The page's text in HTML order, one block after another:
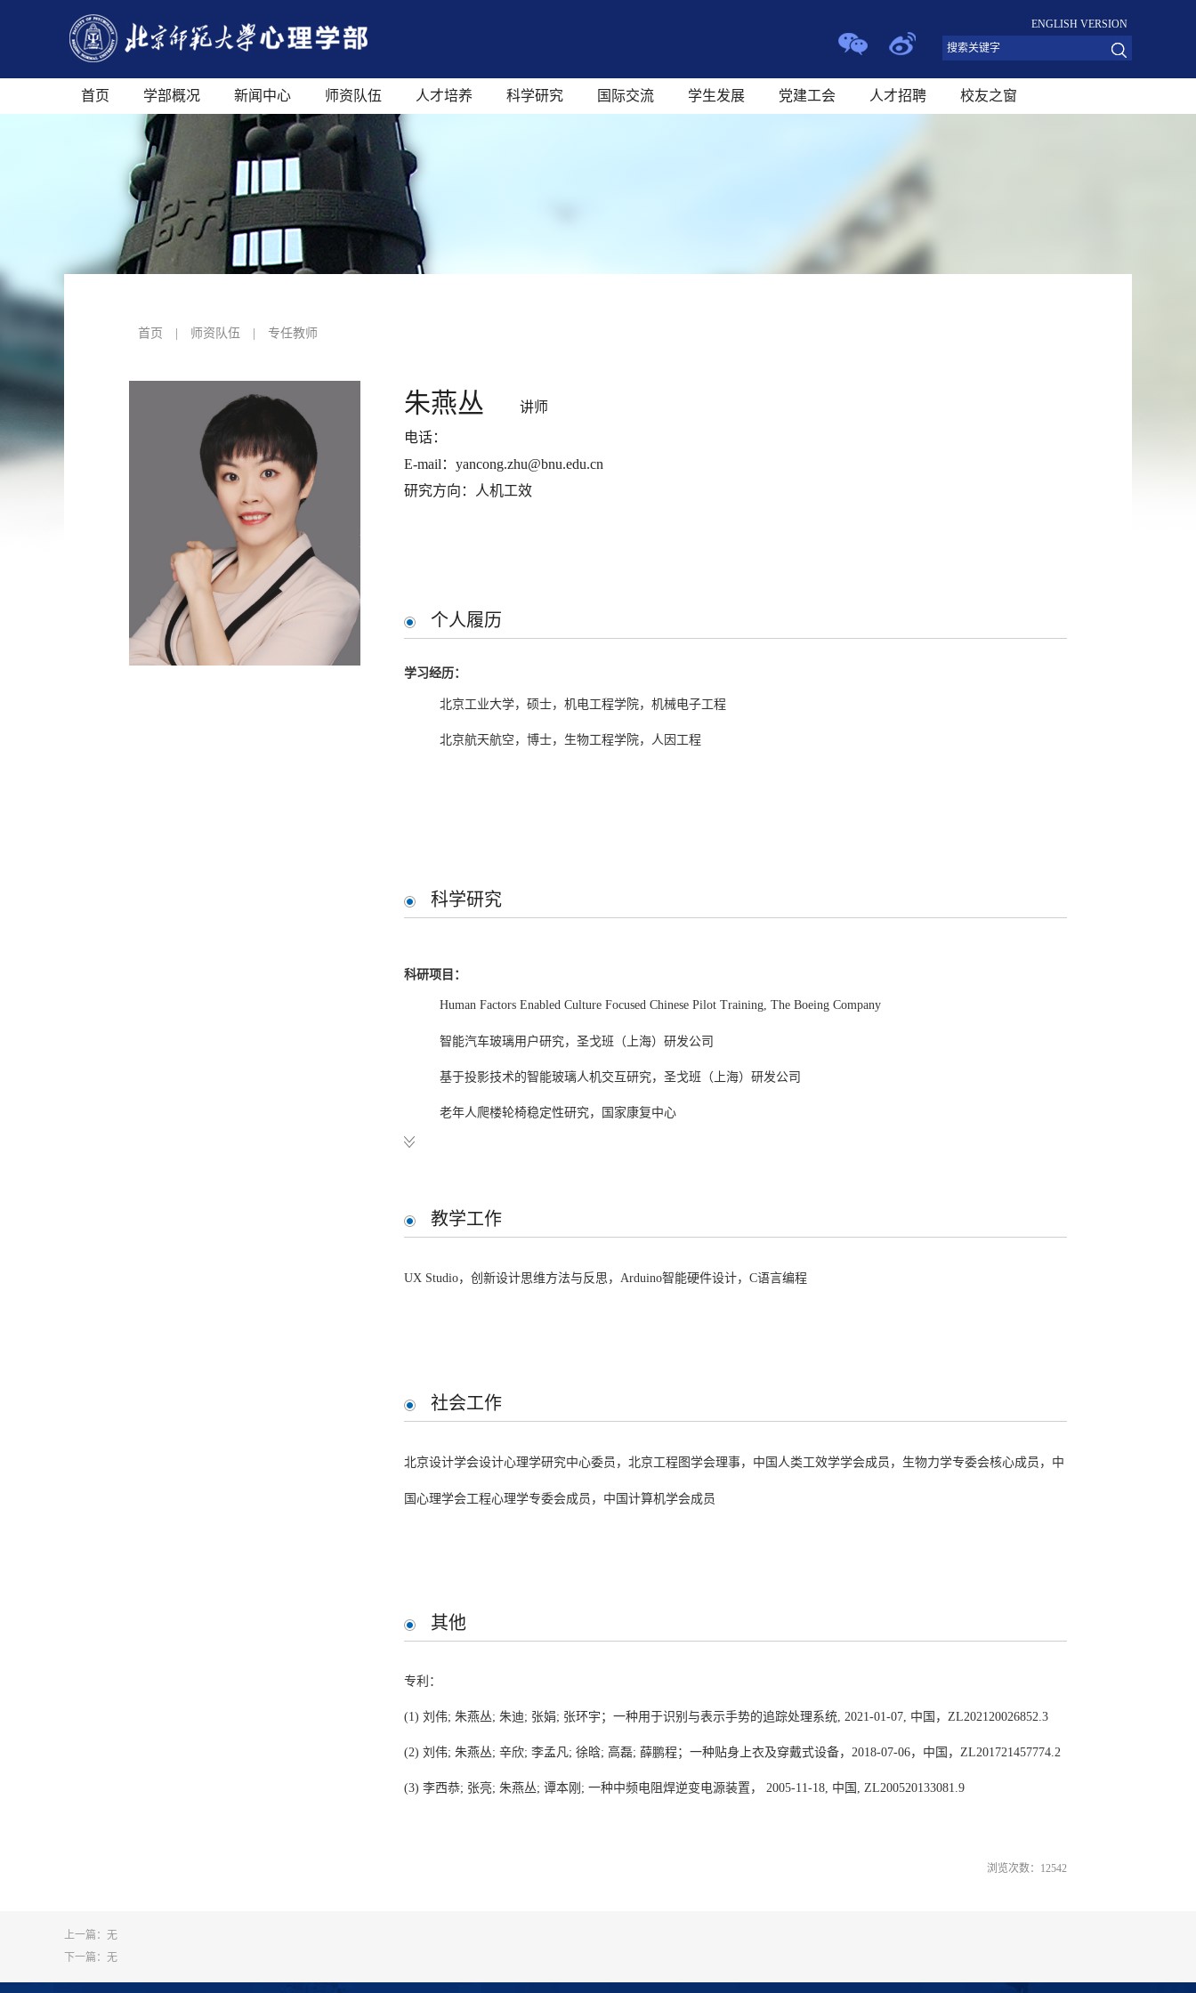
ENGLISH VERSION
首页 学部概况 新闻中心 师资队伍 人才培养 科学研究 国际交流 学生发展 党建工会 人才招聘 校友之窗
首页 师资队伍 专任教师
朱燕丛
讲师
电话：
E-mail：yancong.zhu@bnu.edu.cn
研究方向：人机工效
个人履历
学习经历：
北京工业大学，硕士，机电工程学院，机械电子工程
北京航天航空，博士，生物工程学院，人因工程
科学研究
科研项目：
Human Factors Enabled Culture Focused Chinese Pilot Training, The Boeing Company
智能汽车玻璃用户研究，圣戈班（上海）研发公司
基于投影技术的智能玻璃人机交互研究，圣戈班（上海）研发公司
老年人爬楼轮椅稳定性研究，国家康复中心
科研成果（发表论文
Human–Computer Interaction,38(5), 395-405.
for Hearing-Impaired College Students Based on Gesture Recognition and Representation.Future Internet,14(7), 198.
Liu, W., Zhu, Y., Liu, M., & Li, Y. (2021). Exploring Maker Innovation: A Transdisciplinary Engineering Design Perspective.
Sustainability,14 (1), 295.
教学工作
UX Studio，创新设计思维方法与反思， Arduino智能硬件设计， C语言编程
社会工作
北京设计学会设计心理学研究中心委员 ，北京工程图学会理事，中国人类工效学学会成员，生物力学专委会核心成员，中
国心理学会工程心理学专委会成员，中国计算机学会成员
其他
专利：
(1) 刘伟; 朱燕丛; 朱迪; 张娟; 张环宇；一种用于识别与表示手势的追踪处理系统, 2021-01-07, 中国，ZL202120026852.3
(2) 刘伟; 朱燕丛; 辛欣; 李孟凡; 徐晗; 高磊; 薛鹏程；一种贴身上衣及穿戴式设备，2018-07-06，中国，ZL201721457774.2
(3) 李西恭; 张亮; 朱燕丛; 谭本刚; 一种中频电阻焊逆变电源装置， 2005-11-18, 中国, ZL200520133081.9
浏览次数： 12542
上一篇：无
下一篇：无